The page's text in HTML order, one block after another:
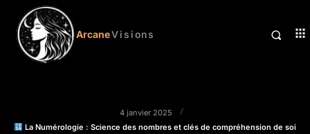
ArcaneVisions
4 janvier 2025
La Numérologie : Science des nombres et clés de compréhension de soi